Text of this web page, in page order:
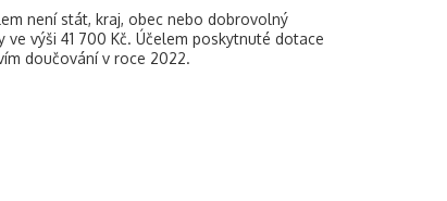
není stát, kraj, obec nebo dobrovolný
výši 41 700 Kč. Účelem poskytnuté dotace
doučování v roce 2022.